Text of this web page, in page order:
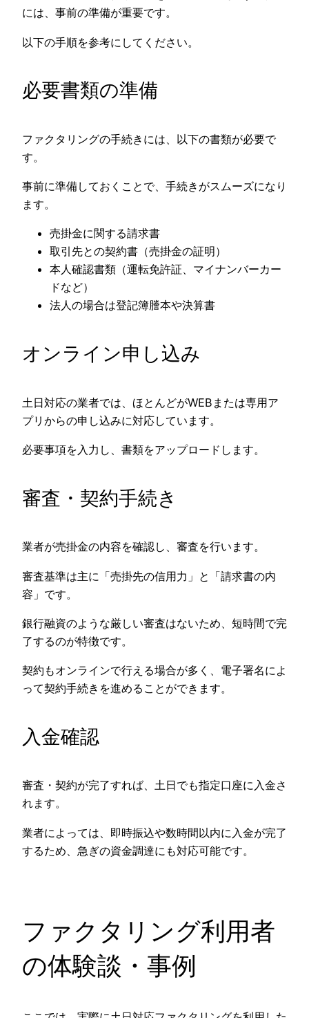
には、事前の準備が重要です。
以下の手順を参考にしてください。
必要書類の準備
ファクタリングの手続きには、以下の書類が必要で
す。
事前に準備しておくことで、手続きがスムーズになり
ます。
売掛金に関する請求書
取引先との契約書（売掛金の証明）
本人確認書類（運転免許証、マイナンバーカー
ドなど）
法人の場合は登記簿謄本や決算書
オンライン申し込み
土日対応の業者では、ほとんどがWEBまたは専用ア
プリからの申し込みに対応しています。
必要事項を入力し、書類をアップロードします。
審査・契約手続き
業者が売掛金の内容を確認し、審査を行います。
審査基準は主に「売掛先の信用力」と「請求書の内
容」です。
銀行融資のような厳しい審査はないため、短時間で完
了するのが特徴です。
契約もオンラインで行える場合が多く、電子署名によ
って契約手続きを進めることができます。
入金確認
審査・契約が完了すれば、土日でも指定口座に入金さ
れます。
業者によっては、即時振込や数時間以内に入金が完了
するため、急ぎの資金調達にも対応可能です。
ファクタリング利用者
の体験談・事例